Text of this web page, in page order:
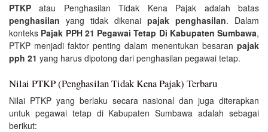
PTKP atau Penghasilan Tidak Kena Pajak adalah batas
penghasilan yang tidak dikenai pajak penghasilan. Dalam
konteks Pajak PPH 21 Pegawai Tetap Di Kabupaten Sumbawa,
PTKP menjadi faktor penting dalam menentukan besaran pajak
pph 21 yang harus dipotong dari penghasilan pegawai tetap.
Nilai PTKP (Penghasilan Tidak Kena Pajak) Terbaru
Nilai PTKP yang berlaku secara nasional dan juga diterapkan
untuk pegawai tetap di Kabupaten Sumbawa adalah sebagai
berikut: